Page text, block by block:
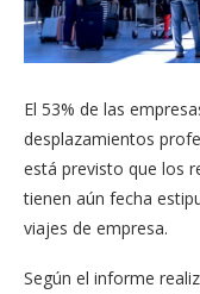
El 53% de las
desplazamientos
está previsto que los
tienen aún fecha
viajes de empresa.
Según el informe